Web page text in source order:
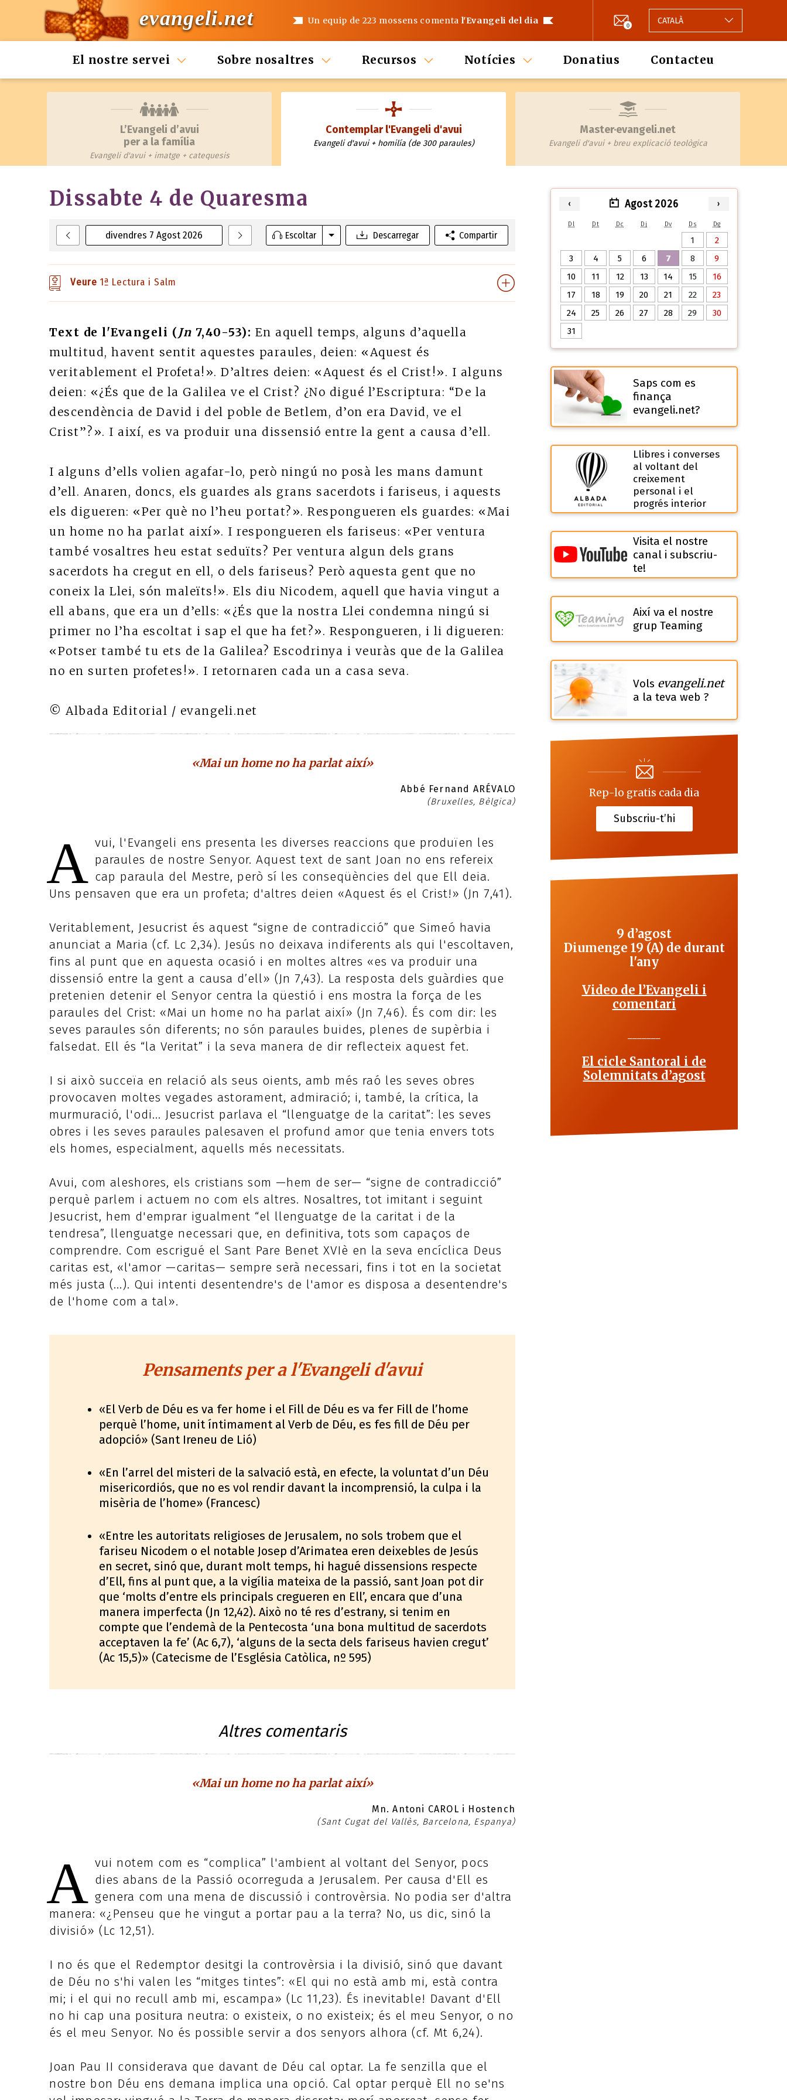
evangeli.net Un equip de 223 mossens comenta l'Evangeli del dia 0 CATALÀ
El nostre servei Sobre nosaltres Recursos Notícies Donatius Contacteu
L’Evangeli d’avui
per a la família
Evangeli d'avui + imatge + catequesis
Contemplar l'Evangeli d'avui
Evangeli d'avui + homilía (de 300 paraules)
Master·evangeli.net
Evangeli d'avui + breu explicació teològica
divendres 7 Agost 2026
Dissabte 4 de Quaresma
Escoltar Descarregar Compartir
Veure 1ª Lectura i Salm
Text de l'Evangeli (Jn 7,40-53): En aquell temps, alguns d’aquella
multitud, havent sentit aquestes paraules, deien: «Aquest és
veritablement el Profeta!». D’altres deien: «Aquest és el Crist!». I alguns
deien: «¿És que de la Galilea ve el Crist? ¿No digué l’Escriptura: “De la
descendència de David i del poble de Betlem, d’on era David, ve el
Crist”?». I així, es va produir una dissensió entre la gent a causa d’ell.
I alguns d’ells volien agafar-lo, però ningú no posà les mans damunt
d’ell. Anaren, doncs, els guardes als grans sacerdots i fariseus, i aquests
els digueren: «Per què no l’heu portat?». Respongueren els guardes: «Mai
un home no ha parlat així». I respongueren els fariseus: «Per ventura
també vosaltres heu estat seduïts? Per ventura algun dels grans
sacerdots ha cregut en ell, o dels fariseus? Però aquesta gent que no
coneix la Llei, són maleïts!». Els diu Nicodem, aquell que havia vingut a
ell abans, que era un d’ells: «¿És que la nostra Llei condemna ningú si
primer no l’ha escoltat i sap el que ha fet?». Respongueren, i li digueren:
«Potser també tu ets de la Galilea? Escodrinya i veuràs que de la Galilea
no en surten profetes!». I retornaren cada un a casa seva.
© Albada Editorial / evangeli.net
«Mai un home no ha parlat així»
Abbé Fernand ARÉVALO
(Bruxelles, Bèlgica)
A vui, l'Evangeli ens presenta les diverses reaccions que produïen les
paraules de nostre Senyor. Aquest text de sant Joan no ens refereix
cap paraula del Mestre, però sí les conseqüències del que Ell deia.
Uns pensaven que era un profeta; d'altres deien «Aquest és el Crist!» (Jn 7,41).
Veritablement, Jesucrist és aquest “signe de contradicció” que Simeó havia
anunciat a Maria (cf. Lc 2,34). Jesús no deixava indiferents als qui l'escoltaven,
fins al punt que en aquesta ocasió i en moltes altres «es va produir una
dissensió entre la gent a causa d’ell» (Jn 7,43). La resposta dels guàrdies que
pretenien detenir el Senyor centra la qüestió i ens mostra la força de les
paraules del Crist: «Mai un home no ha parlat així» (Jn 7,46). És com dir: les
seves paraules són diferents; no són paraules buides, plenes de supèrbia i
falsedat. Ell és “la Veritat” i la seva manera de dir reflecteix aquest fet.
I si això succeïa en relació als seus oients, amb més raó les seves obres
provocaven moltes vegades astorament, admiració; i, també, la crítica, la
murmuració, l'odi... Jesucrist parlava el “llenguatge de la caritat”: les seves
obres i les seves paraules palesaven el profund amor que tenia envers tots
els homes, especialment, aquells més necessitats.
Avui, com aleshores, els cristians som —hem de ser— “signe de contradicció”
perquè parlem i actuem no com els altres. Nosaltres, tot imitant i seguint
Jesucrist, hem d'emprar igualment “el llenguatge de la caritat i de la
tendresa”, llenguatge necessari que, en definitiva, tots som capaços de
comprendre. Com escrigué el Sant Pare Benet XVIè en la seva encíclica Deus
caritas est, «l'amor —caritas— sempre serà necessari, fins i tot en la societat
més justa (...). Qui intenti desentendre's de l'amor es disposa a desentendre's
de l'home com a tal».
Pensaments per a l'Evangeli d'avui
«El Verb de Déu es va fer home i el Fill de Déu es va fer Fill de l’home
perquè l’home, unit íntimament al Verb de Déu, es fes fill de Déu per
adopció» (Sant Ireneu de Lió)
«En l’arrel del misteri de la salvació està, en efecte, la voluntat d’un Déu
misericordiós, que no es vol rendir davant la incomprensió, la culpa i la
misèria de l’home» (Francesc)
«Entre les autoritats religioses de Jerusalem, no sols trobem que el
fariseu Nicodem o el notable Josep d’Arimatea eren deixebles de Jesús
en secret, sinó que, durant molt temps, hi hagué dissensions respecte
d’Ell, fins al punt que, a la vigília mateixa de la passió, sant Joan pot dir
que ‘molts d’entre els principals cregueren en Ell’, encara que d’una
manera imperfecta (Jn 12,42). Això no té res d’estrany, si tenim en
compte que l’endemà de la Pentecosta ‘una bona multitud de sacerdots
acceptaven la fe’ (Ac 6,7), ‘alguns de la secta dels fariseus havien cregut’
(Ac 15,5)» (Catecisme de l’Església Catòlica, nº 595)
Altres comentaris
«Mai un home no ha parlat així»
Mn. Antoni CAROL i Hostench
(Sant Cugat del Vallès, Barcelona, Espanya)
A vui notem com es “complica” l'ambient al voltant del Senyor, pocs
dies abans de la Passió ocorreguda a Jerusalem. Per causa d'Ell es
genera com una mena de discussió i controvèrsia. No podia ser d'altra
manera: «¿Penseu que he vingut a portar pau a la terra? No, us dic, sinó la
divisió» (Lc 12,51).
I no és que el Redemptor desitgi la controvèrsia i la divisió, sinó que davant
de Déu no s'hi valen les “mitges tintes”: «El qui no està amb mi, està contra
mi; i el qui no recull amb mi, escampa» (Lc 11,23). És inevitable! Davant d'Ell
no hi cap una positura neutra: o existeix, o no existeix; és el meu Senyor, o no
és el meu Senyor. No és possible servir a dos senyors alhora (cf. Mt 6,24).
Joan Pau II considerava que davant de Déu cal optar. La fe senzilla que el
nostre bon Déu ens demana implica una opció. Cal optar perquè Ell no se'ns
‹ Agost 2026 ›
Dl Dt Dc Dj Dv Ds Dg
1
2
3
4 5 6 7 8
9
10
11 12 13 14 15
16
17
18 19 20 21 22
23
24
25 26 27 28 29
30
31
Saps com es
finança
evangeli.net?
Llibres i converses
al voltant del
creixement
personal i el
progrés interior
Visita el nostre
canal i subscriu-
te!
Així va el nostre
grup Teaming
Vols evangeli.net
a la teva web ?
Rep-lo gratis cada dia
Subscriu-t’hi
9 d’agost
Diumenge 19 (A) de durant
l'any
Video de l’Evangeli i
comentari
El cicle Santoral i de
Solemnitats d’agost